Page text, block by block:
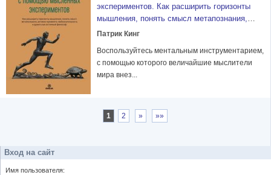
экспериментов. Как расширить горизонты
мышления, понять смысл метапознания,
активно проявлять любознательность и
Патрик Кинг
Воспользуйтесь ментальным инструментарием,
с помощью которого величайшие мыслители
мира внез...
1 2 » »»
Вход на сайт
Имя пользователя: